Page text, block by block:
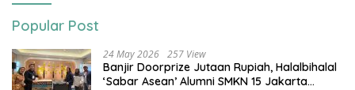
Popular Post
24 May 2026 257 View
Banjir Doorprize Jutaan Rupiah, Halalbihalal
‘Sabar Asean’ Alumni SMKN 15 Jakarta